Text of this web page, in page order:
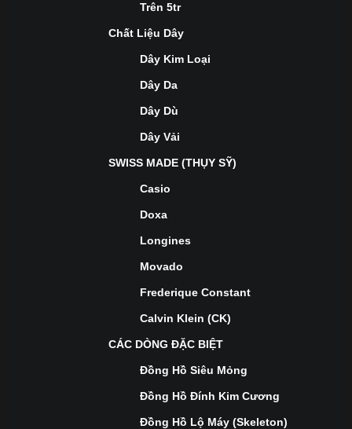
Trên 5tr
Chất Liệu Dây
Dây Kim Loại
Dây Da
Dây Dù
Dây Vải
SWISS MADE (THỤY SỸ)
Casio
Doxa
Longines
Movado
Frederique Constant
Calvin Klein (CK)
CÁC DÒNG ĐẶC BIỆT
Đồng Hồ Siêu Mỏng
Đồng Hồ Đính Kim Cương
Đồng Hồ Lộ Máy (Skeleton)